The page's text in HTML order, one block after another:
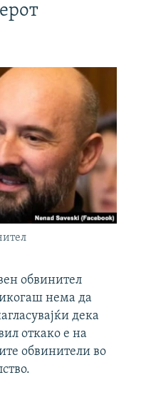
обвинител
нема да
дека
откако е на
обвинители во